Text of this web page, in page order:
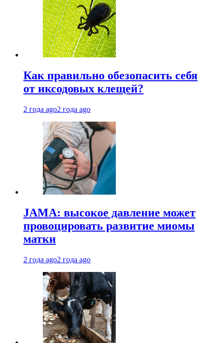
Как правильно обезопасить себя
от иксодовых клещей?
2 года ago2 года ago
JAMA: высокое давление может
провоцировать развитие миомы
матки
2 года ago2 года ago